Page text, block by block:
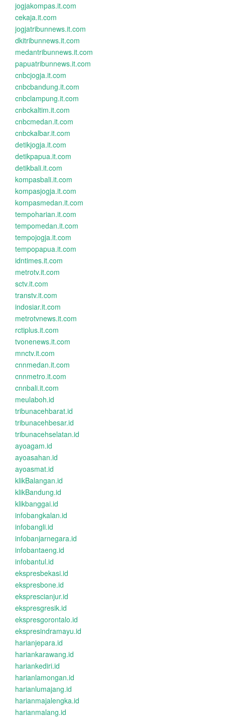
jogjakompas.it.com
cekaja.it.com
jogjatribunnews.it.com
dkitribunnews.it.com
medantribunnews.it.com
papuatribunnews.it.com
cnbcjogja.it.com
cnbcbandung.it.com
cnbclampung.it.com
cnbckaltim.it.com
cnbcmedan.it.com
cnbckalbar.it.com
detikjogja.it.com
detikpapua.it.com
detikbali.it.com
kompasbali.it.com
kompasjogja.it.com
kompasmedan.it.com
tempoharian.it.com
tempomedan.it.com
tempojogja.it.com
tempopapua.it.com
idntimes.it.com
metrotv.it.com
sctv.it.com
transtv.it.com
indosiar.it.com
metrotvnews.it.com
rctiplus.it.com
tvonenews.it.com
mnctv.it.com
cnnmedan.it.com
cnnmetro.it.com
cnnbali.it.com
meulaboh.id
tribunacehbarat.id
tribunacehbesar.id
tribunacehselatan.id
ayoagam.id
ayoasahan.id
ayoasmat.id
klikBalangan.id
klikBandung.id
klikbanggai.id
infobangkalan.id
infobangli.id
infobanjarnegara.id
infobantaeng.id
infobantul.id
ekspresbekasi.id
ekspresbone.id
eksprescianjur.id
ekspresgresik.id
ekspresgorontalo.id
ekspresindramayu.id
harianjepara.id
hariankarawang.id
hariankediri.id
harianlamongan.id
harianlumajang.id
harianmajalengka.id
harianmalang.id